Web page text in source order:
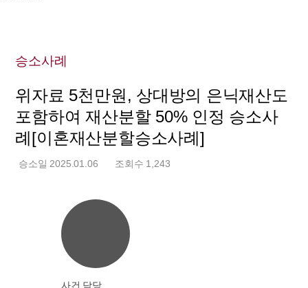
승소사례
위자료 5천만원, 상대방의 은닉재산도
포함하여 재산분할 50% 인정 승소사
례[이혼재산분할승소사례]
승소일 2025.01.06 조회수 1,243
사건 담당